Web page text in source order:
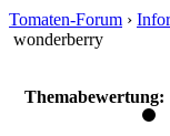
Tomaten-Forum ›
wonderberry
Themabewertung: